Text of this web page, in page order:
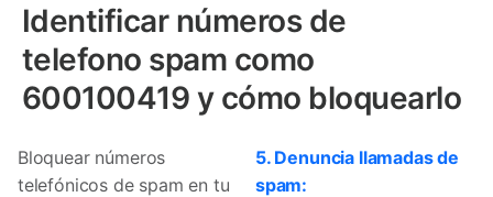
Identificar números de
telefono spam como
600100419 y cómo bloquearlo
Bloquear números
telefónicos de spam en tu
5. Denuncia llamadas de
spam: